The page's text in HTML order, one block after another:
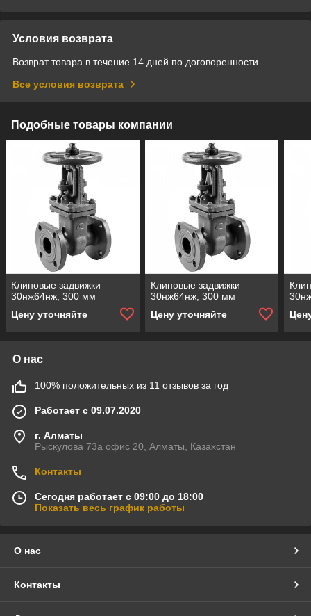
Условия возврата
Возврат товара в течение 14 дней по договоренности
Все условия возврата
Подобные товары компании
Клиновые задвижки
30нж64нж, 300 мм
Цену уточняйте
Клиновые задвижки
30нж64нж, 300 мм
Цену уточняйте
О нас
100% положительных из 11 отзывов за год
Работает с 09.07.2020
г. Алматы
Рыскулова 73а офис 20, Алматы, Казахстан
Контакты
Сегодня работает с 09:00 до 18:00
Показать весь график работы
О нас
Контакты